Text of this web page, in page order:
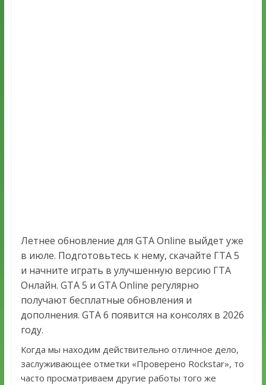
Летнее обновление для GTA Online выйдет уже
в июле. Подготовьтесь к нему, скачайте ГТА 5
и начните играть в улучшенную версию ГТА
Онлайн. GTA 5 и GTA Online регулярно
получают бесплатные обновления и
дополнения. GTA 6 появится на консолях в 2026
году.
Когда мы находим действительно отличное дело,
заслуживающее отметки «Проверено Rockstar», то
часто просматриваем другие работы того же